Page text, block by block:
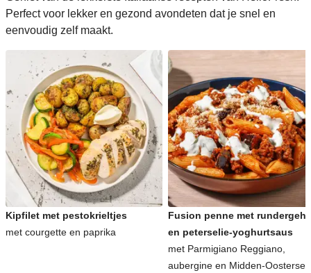
Perfect voor lekker en gezond avondeten dat je snel en
eenvoudig zelf maakt.
Kipfilet met pestokrieltjes
met courgette en paprika
Fusion penne met
en peterselie-yoghurtsaus
met Parmigiano Reggiano,
aubergine en Midden-Oosterse